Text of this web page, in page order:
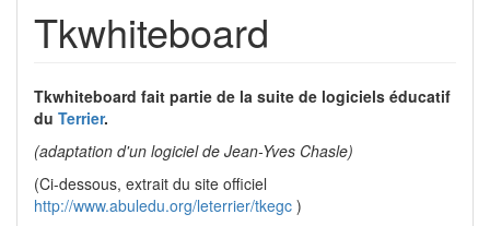
Tkwhiteboard
Tkwhiteboard fait partie de la suite de logiciels éducatif
du Terrier.
(adaptation d'un logiciel de Jean-Yves Chasle)
(Ci-dessous, extrait du site officiel
http://www.abuledu.org/leterrier/tkegc )